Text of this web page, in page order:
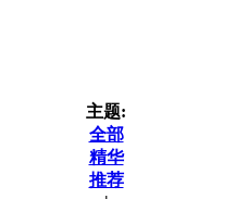
主题:
全部
精华
推荐